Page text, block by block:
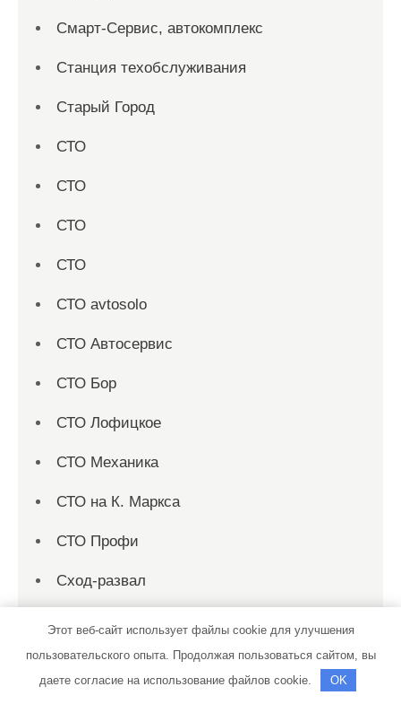
Смарт-Сервис, автокомплекс
Станция техобслуживания
Старый Город
СТО
СТО
СТО
СТО
СТО avtosolo
СТО Автосервис
СТО Бор
СТО Лофицкое
СТО Механика
СТО на К. Маркса
СТО Профи
Сход-развал
Теремок, баня
Этот веб-сайт использует файлы cookie для улучшения
пользовательского опыта. Продолжая пользоваться сайтом, вы
даете согласие на использование файлов cookie.
OK